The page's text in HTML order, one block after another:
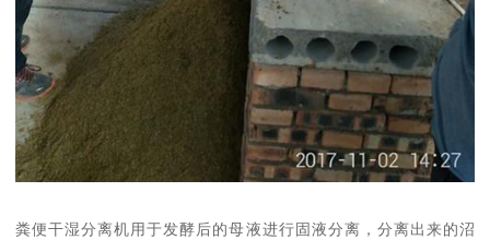
粪便干湿分离机用于发酵后的母液进行固液分离，分离出来的沼